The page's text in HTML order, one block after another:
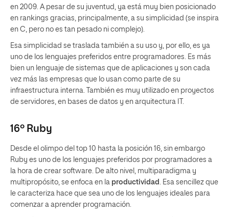
en 2009. A pesar de su juventud, ya está muy bien posicionado
en rankings gracias, principalmente, a su simplicidad (se inspira
en C, pero no es tan pesado ni complejo).
Esa simplicidad se traslada también a su uso y, por ello, es ya
uno de los lenguajes preferidos entre programadores. Es más
bien un lenguaje de sistemas que de aplicaciones y son cada
vez más las empresas que lo usan como parte de su
infraestructura interna. También es muy utilizado en proyectos
de servidores, en bases de datos y en arquitectura IT.
16º Ruby
Desde el olimpo del top 10 hasta la posición 16, sin embargo
Ruby es uno de los lenguajes preferidos por programadores a
la hora de crear software. De alto nivel, multiparadigma y
multipropósito, se enfoca en la productividad . Esa sencillez que
le caracteriza hace que sea uno de los lenguajes ideales para
comenzar a aprender programación.